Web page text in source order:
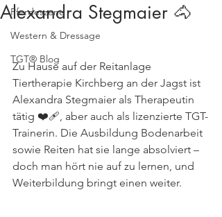
Pferdeszene
Western & Dressage
TGT® Blog
Alexandra Stegmaier 🐴
Zu Hause auf der Reitanlage
Tiertherapie Kirchberg an der Jagst ist
Alexandra Stegmaier als Therapeutin
tätig ❤️‍🩹, aber auch als lizenzierte TGT-
Trainerin. Die Ausbildung Bodenarbeit
sowie Reiten hat sie lange absolviert –
doch man hört nie auf zu lernen, und
Weiterbildung bringt einen weiter.